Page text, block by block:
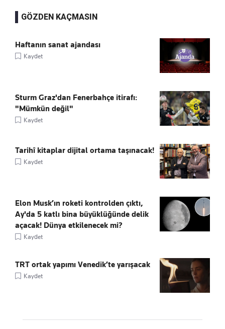
GÖZDEN KAÇMASIN
Haftanın sanat ajandası
Kaydet
Sturm Graz'dan Fenerbahçe itirafı:
"Mümkün değil"
Kaydet
Tarihî kitaplar dijital ortama taşınacak!
Kaydet
Elon Musk’ın roketi kontrolden çıktı,
Ay'da 5 katlı bina büyüklüğünde delik
açacak! Dünya etkilenecek mi?
Kaydet
TRT ortak yapımı Venedik’te yarışacak
Kaydet